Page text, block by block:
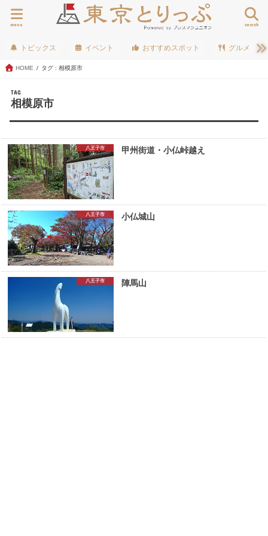
search
menu
トピックス イベント おすすめスポット グルメ
HOME タグ : 相模原市
TAG
相模原市
八王子市 甲州街道・小仏峠越え
八王子市 小仏城山
八王子市 陣馬山